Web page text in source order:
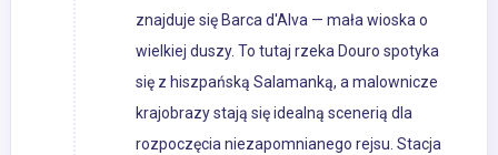
znajduje się Barca d'Alva — mała wioska o
wielkiej duszy. To tutaj rzeka Douro spotyka
się z hiszpańską Salamanką, a malownicze
krajobrazy stają się idealną scenerią dla
rozpoczęcia niezapomnianego rejsu. Stacja